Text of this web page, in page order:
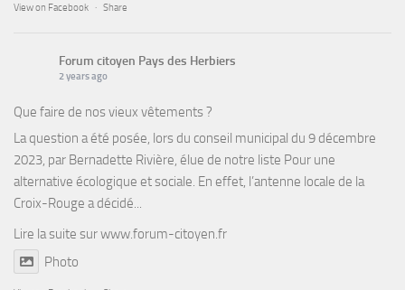
View on Facebook · Share
Forum citoyen Pays des Herbiers
2 years ago
Que faire de nos vieux vêtements ?
La question a été posée, lors du conseil municipal du 9 décembre
2023, par Bernadette Rivière, élue de notre liste Pour une
alternative écologique et sociale. En effet, l’antenne locale de la
Croix-Rouge a décidé...
Lire la suite surwww.forum-citoyen.fr
Photo